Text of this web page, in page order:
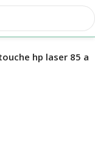
hp laser 85 a